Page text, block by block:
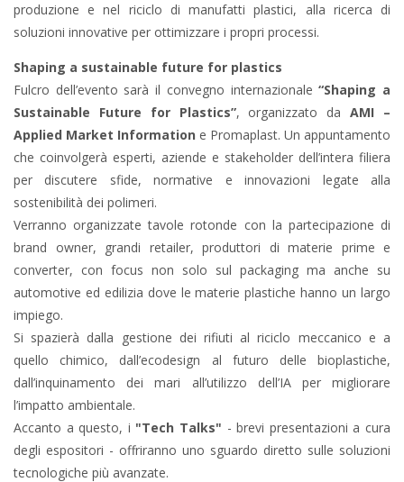
produzione e nel riciclo di manufatti plastici, alla ricerca di
soluzioni innovative per ottimizzare i propri processi.
Shaping a sustainable future for plastics
Fulcro dell’evento sarà il convegno internazionale“Shaping a
Sustainable Future for Plastics”, organizzato daAMI –
Applied Market Information e Promaplast. Un appuntamento
che coinvolgerà esperti, aziende e stakeholder dell’intera filiera
per discutere sfide, normative e innovazioni legate alla
sostenibilità dei polimeri.
Verranno organizzate tavole rotonde con la partecipazione di
brand owner, grandi retailer, produttori di materie prime e
converter, con focus non solo sul packaging ma anche su
automotive ed edilizia dove le materie plastiche hanno un largo
impiego.
Si spazierà dalla gestione dei rifiuti al riciclo meccanico e a
quello chimico, dall’ecodesign al futuro delle bioplastiche,
dall’inquinamento dei mari all’utilizzo dell’IA per migliorare
l’impatto ambientale.
Accanto a questo, i "Tech Talks" - brevi presentazioni a cura
degli espositori - offriranno uno sguardo diretto sulle soluzioni
tecnologiche più avanzate.